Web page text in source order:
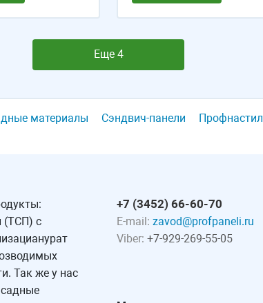
Еще 4
материалы Сэндвич-панели Профнастил
(ТСП) с
Так же у нас
+7 (3452) 66-60-70
E-mail: zavod@profpaneli.ru
Viber: +7-929-269-55-05